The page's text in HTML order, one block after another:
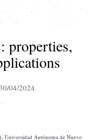
properties,
04/2024